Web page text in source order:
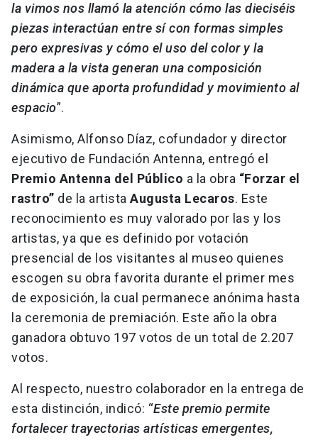
la vimos nos llamó la atención cómo las dieciséis
piezas interactúan entre sí con formas simples
pero expresivas y cómo el uso del color y la
madera a la vista generan una composición
dinámica que aporta profundidad y movimiento al
espacio”.
Asimismo, Alfonso Díaz, cofundador y director
ejecutivo de Fundación Antenna, entregó el
Premio Antenna del Público a la obra “Forzar el
rastro” de la artista Augusta Lecaros. Este
reconocimiento es muy valorado por las y los
artistas, ya que es definido por votación
presencial de los visitantes al museo quienes
escogen su obra favorita durante el primer mes
de exposición, la cual permanece anónima hasta
la ceremonia de premiación. Este año la obra
ganadora obtuvo 197 votos de un total de 2.207
votos.
Al respecto, nuestro colaborador en la entrega de
esta distinción, indicó: “Este premio permite
fortalecer trayectorias artísticas emergentes,